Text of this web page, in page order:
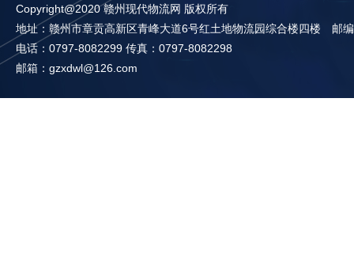
Copyright@2020 赣州现代物流网 版权所有
地址：赣州市章贡高新区青峰大道6号红土地物流园综合楼四楼 邮
电话：0797-8082299 传真：0797-8082298
邮箱：gzxdwl@126.com